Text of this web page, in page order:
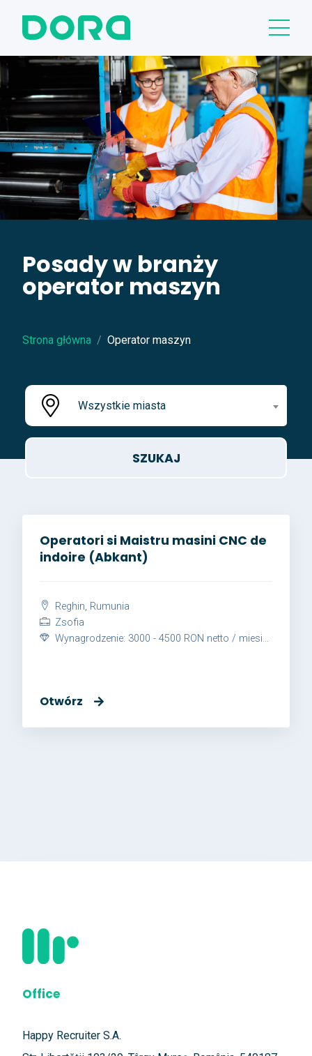
Posady w branży
operator maszyn
Strona główna Operator maszyn
Wszystkie miasta
Operatori si Maistru masini CNC de
indoire (Abkant)
Reghin, Rumunia
Zsofia
Wynagrodzenie: 3000 - 4500 RON netto / miesiąc
Otwórz
Office
Happy Recruiter S.A.